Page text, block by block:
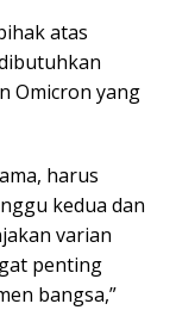
atas
Omicron yang
harus
kedua dan
varian
penting
bangsa,”